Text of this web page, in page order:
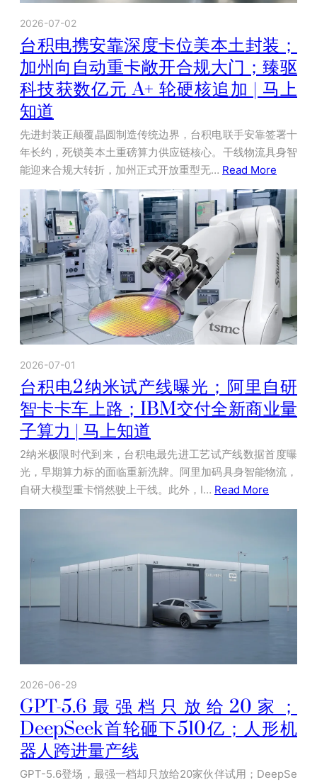
2026-07-02
台积电携安靠深度卡位美本土封装；
加州向自动重卡敞开合规大门；臻驱
科技获数亿元 A+ 轮硬核追加 | 马上
知道
先进封装正颠覆晶圆制造传统边界，台积电联手安靠签署十
年长约，死锁美本土重磅算力供应链核心。干线物流具身智
能迎来合规大转折，加州正式开放重型无… Read More
2026-07-01
台积电2纳米试产线曝光；阿里自研
智卡卡车上路；IBM交付全新商业量
子算力 | 马上知道
2纳米极限时代到来，台积电最先进工艺试产线数据首度曝
光，早期算力标的面临重新洗牌。阿里加码具身智能物流，
自研大模型重卡悄然驶上干线。此外，I… Read More
2026-06-29
GPT-5.6最强档只放给20家；
DeepSeek首轮砸下510亿；人形机
器人跨进量产线
GPT-5.6登场，最强一档却只放给20家伙伴试用；DeepSe